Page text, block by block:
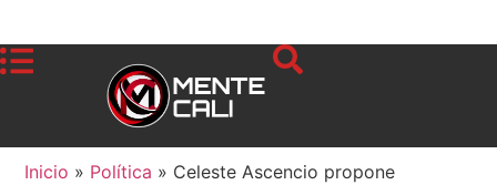
Inicio » Política » Celeste Ascencio propone